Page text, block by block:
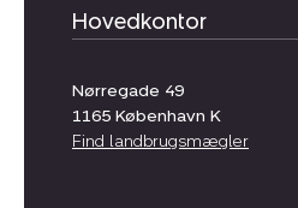
Hovedkontor
Nørregade 49
1165 København K
Find landbrugsmægler